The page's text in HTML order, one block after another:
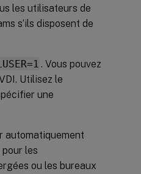
les utilisateurs de
s’ils disposent de
. Vous pouvez
Utilisez le
une
automatiquement
les
ou les bureaux